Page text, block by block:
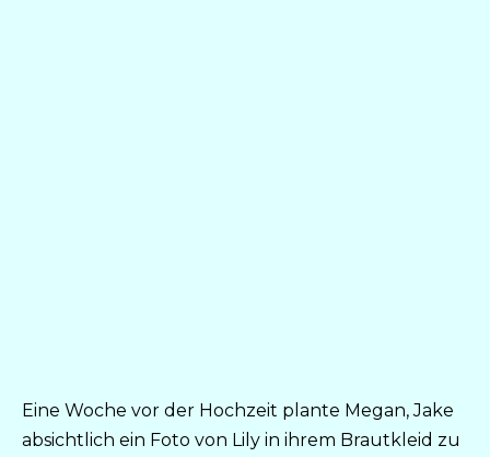
Eine Woche vor der Hochzeit plante Megan, Jake
absichtlich ein Foto von Lily in ihrem Brautkleid zu